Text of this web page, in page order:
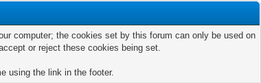
computer; the cookies set by this forum can only be used on
or reject these cookies being set.
using the link in the footer.